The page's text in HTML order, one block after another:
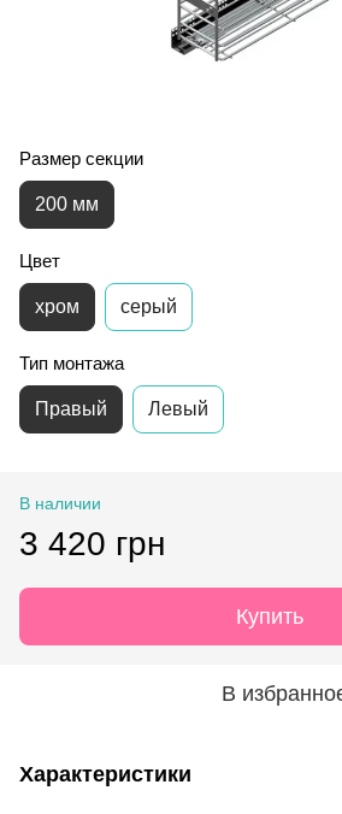
Размер секции
200 мм
Цвет
хром серый
Тип монтажа
Правый Левый
В наличии
3 420 грн
Купить
В
Характеристики